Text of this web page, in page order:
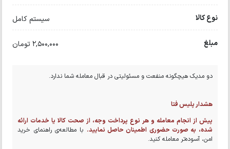
نوع کالا سیستم کامل
مبلغ 2,500,000 تومان
دو مدیک هیچگونه منفعت و مسئولیتی در قبال معامله شما ندارد.
هشدار پلیس فتا
پیش از انجام معامله و هر نوع پرداخت وجه، از صحت کالا یا خدمات ارائه
شده، به صورت حضوری اطمینان حاصل نمایید. با مطالعه‌ی راهنمای خرید
امن، آسوده‌تر معامله کنید.